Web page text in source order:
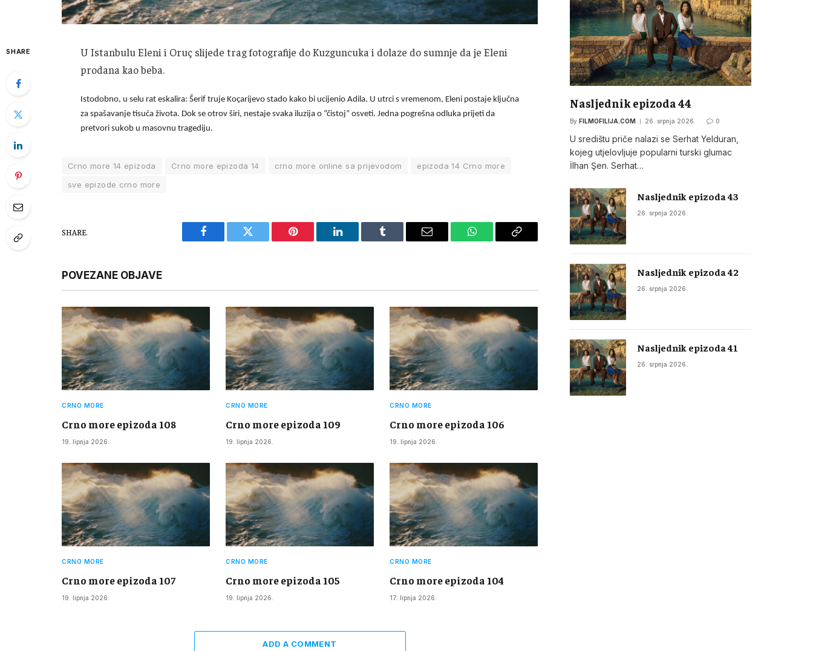
SHARE
U Istanbulu Eleni i Oruç slijede trag fotografije do Kuzguncuka i dolaze do sumnje da je Eleni
prodana kao beba.
Istodobno, u selu rat eskalira: Šerif truje Koçarijevo stado kako bi ucijenio Adila. U utrci s vremenom, Eleni postaje ključna
za spašavanje tisuća života. Dok se otrov širi, nestaje svaka iluzija o “čistoj” osveti. Jedna pogrešna odluka prijeti da
pretvori sukob u masovnu tragediju.
Crno more 14 epizoda Crno more epizoda 14 crno more online sa prijevodom
epizoda 14 Crno more
sve epizode crno more
SHARE.
Facebook Twitter Pinterest LinkedIn Tumblr Email WhatsAppCopy
POVEZANE OBJAVE
CRNO MORE
Crno more epizoda 108
19. lipnja 2026.
CRNO MORE
Crno more epizoda 109
19. lipnja 2026.
CRNO MORE
Crno more epizoda 106
19. lipnja 2026.
CRNO MORE
Crno more epizoda 107
19. lipnja 2026.
CRNO MORE
Crno more epizoda 105
19. lipnja 2026.
CRNO MORE
Crno more epizoda 104
17. lipnja 2026.
ADD A COMMENT
Nasljednik epizoda 44
By FILMOFILIJA.COM 26. srpnja 2026. 0
U središtu priče nalazi se Serhat Yelduran,
kojeg utjelovljuje popularni turski glumac
İlhan Şen. Serhat…
Nasljednik epizoda 43
26. srpnja 2026.
Nasljednik epizoda 42
26. srpnja 2026.
Nasljednik epizoda 41
26. srpnja 2026.